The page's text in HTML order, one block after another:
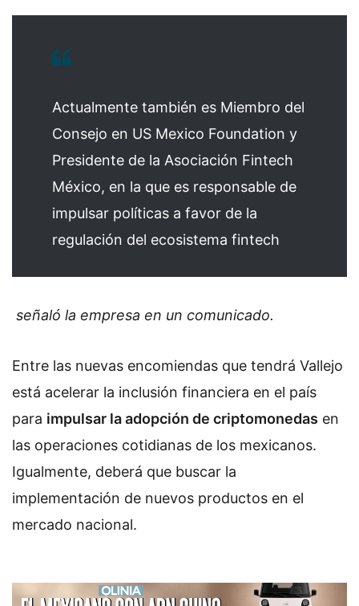
Actualmente también es Miembro del
Consejo en US Mexico Foundation y
Presidente de la Asociación Fintech
México, en la que es responsable de
impulsar políticas a favor de la
regulación del ecosistema fintech
señaló la empresa en un comunicado.
Entre las nuevas encomiendas que tendrá Vallejo
está acelerar la inclusión financiera en el país
para impulsar la adopción de criptomonedas en
las operaciones cotidianas de los mexicanos.
Igualmente, deberá que buscar la
implementación de nuevos productos en el
mercado nacional.